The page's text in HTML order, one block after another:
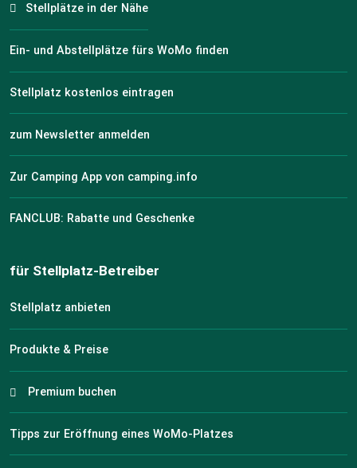
Stellplätze in der Nähe
Ein- und Abstellplätze fürs WoMo finden
Stellplatz kostenlos eintragen
zum Newsletter anmelden
Zur Camping App von camping.info
FANCLUB: Rabatte und Geschenke
für Stellplatz-Betreiber
Stellplatz anbieten
Produkte & Preise
Premium buchen
Tipps zur Eröffnung eines WoMo-Platzes